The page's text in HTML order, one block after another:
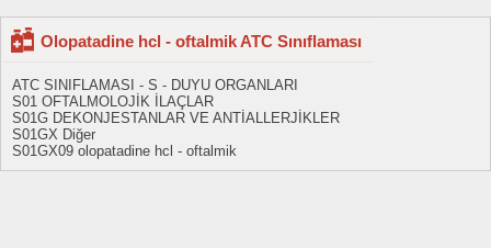
Olopatadine hcl - oftalmik ATC Sınıflaması
ATC SINIFLAMASI - S - DUYU ORGANLARI
S01 OFTALMOLOJİK İLAÇLAR
S01G DEKONJESTANLAR VE ANTİALLERJİKLER
S01GX Diğer
S01GX09 olopatadine hcl - oftalmik